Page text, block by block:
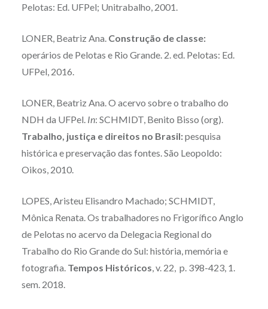
Pelotas: Ed. UFPel; Unitrabalho, 2001.
LONER, Beatriz Ana. Construção de classe:
operários de Pelotas e Rio Grande. 2. ed. Pelotas: Ed.
UFPel, 2016.
LONER, Beatriz Ana. O acervo sobre o trabalho do
NDH da UFPel. In: SCHMIDT, Benito Bisso (org).
Trabalho, justiça e direitos no Brasil:pesquisa
histórica e preservação das fontes. São Leopoldo:
Oikos, 2010.
LOPES, Aristeu Elisandro Machado; SCHMIDT,
Mônica Renata. Os trabalhadores no Frigorífico Anglo
de Pelotas no acervo da Delegacia Regional do
Trabalho do Rio Grande do Sul: história, memória e
fotografia. Tempos Históricos, v. 22, p. 398-423, 1.
sem. 2018.